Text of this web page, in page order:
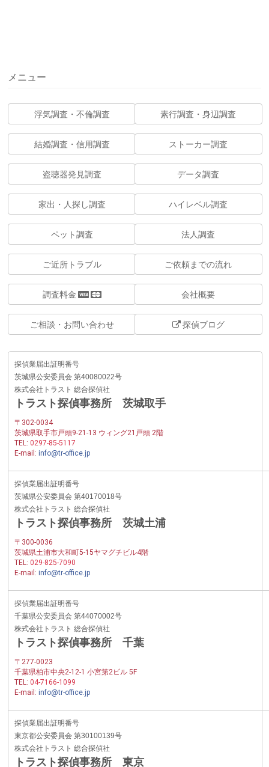
メニュー
浮気調査・不倫調査 素行調査・身辺調査
結婚調査・信用調査 ストーカー調査
盗聴器発見調査 データ調査
家出・人探し調査 ハイレベル調査
ペット調査 法人調査
ご近所トラブル ご依頼までの流れ
調査料金 会社概要
ご相談・お問い合わせ 探偵ブログ
探偵業届出証明番号
茨城県公安委員会 第40080022号
株式会社トラスト 総合探偵社
トラスト探偵事務所 茨城取手
〒302-0034
茨城県取手市戸頭9-21-13 ウィング21戸頭 2階
TEL:0297-85-5117
E-mail:info@tr-office.jp
探偵業届出証明番号
茨城県公安委員会 第40170018号
株式会社トラスト 総合探偵社
トラスト探偵事務所 茨城土浦
〒300-0036
茨城県土浦市大和町5-15ヤマグチビル4階
TEL:029-825-7090
E-mail:info@tr-office.jp
探偵業届出証明番号
千葉県公安委員会 第44070002号
株式会社トラスト 総合探偵社
トラスト探偵事務所 千葉
〒277-0023
千葉県柏市中央2-12-1 小宮第2ビル 5F
TEL:04-7166-1099
E-mail:info@tr-office.jp
探偵業届出証明番号
東京都公安委員会 第30100139号
株式会社トラスト 総合探偵社
トラスト探偵事務所 東京